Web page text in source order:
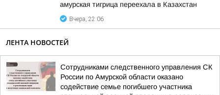
амурская тигрица переехала в Казахстан
Вчера, 22:06
ЛЕНТА НОВОСТЕЙ
Сотрудниками следственного управления СК
России по Амурской области оказано
содействие семье погибшего участника